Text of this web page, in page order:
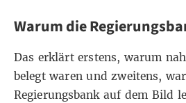
Warum die
Das erklärt erstens, warum
belegt waren und zweitens,
Regierungsbank auf dem Bild